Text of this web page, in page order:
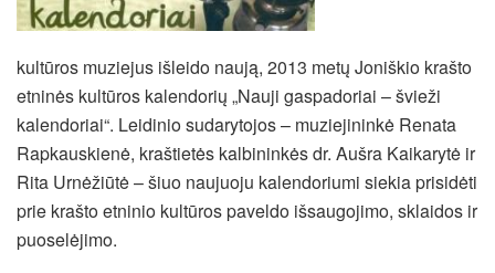
kultūros muziejus išleido naują, 2013 metų Joniškio krašto
etninės kultūros kalendorių „Nauji gaspadoriai – švieži
kalendoriai“. Leidinio sudarytojos – muziejininkė Renata
Rapkauskienė, kraštietės kalbininkės dr. Aušra Kaikarytė ir
Rita Urnėžiūtė – šiuo naujuoju kalendoriumi siekia prisidėti
prie krašto etninio kultūros paveldo išsaugojimo, sklaidos ir
puoselėjimo.